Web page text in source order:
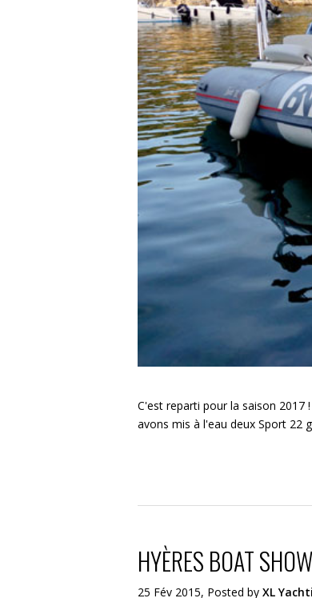
C'est reparti pour la saison 2017
avons mis à l'eau deux Sport
HYÈRES BOAT
25 Fév 2015, Posted by XL